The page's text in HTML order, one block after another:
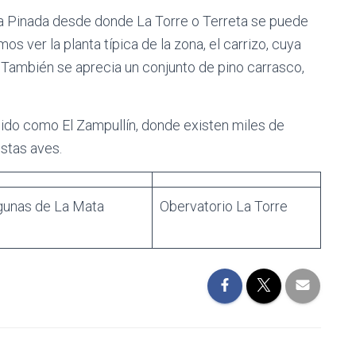
desde donde La Torre o Terreta se puede
ver la planta típica de la zona, el carrizo, cuya
se aprecia un conjunto de pino carrasco,
como El Zampullín, donde existen miles de
aves.
de La Mata Obervatorio La Torre